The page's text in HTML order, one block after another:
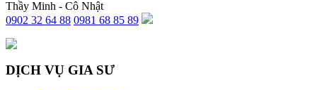
Thầy Minh - Cô Nhật
0902 32 64 88 0981 68 85 89
DỊCH VỤ GIA SƯ